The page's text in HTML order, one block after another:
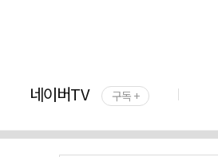
네이버TV 구독 +